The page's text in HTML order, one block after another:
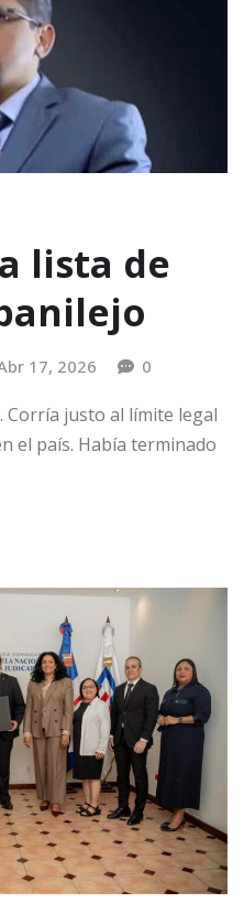
lista de
17, 2026 0
Corría justo al límite legal
el país. Había terminado